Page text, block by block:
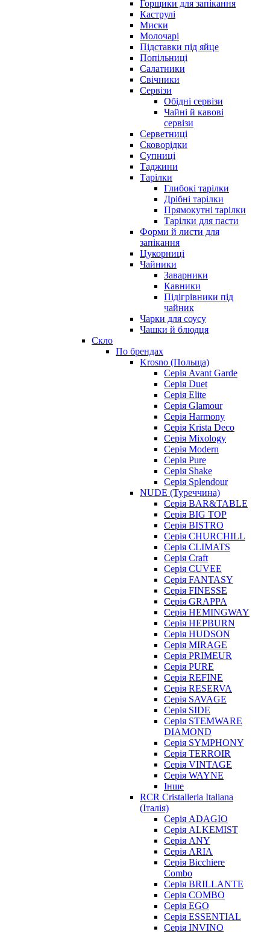
Горщики для запікання
Каструлі
Миски
Молочарі
Підставки під яйце
Попільниці
Салатники
Свічники
Сервізи
Обідні сервізи
Чайні й кавові
сервізи
Серветниці
Сковорідки
Супниці
Таджини
Тарілки
Глибокі тарілки
Дрібні тарілки
Прямокутні тарілки
Тарілки для пасти
Форми й листи для
запікання
Цукорниці
Чайники
Заварники
Кавники
Підігрівники під
чайник
Чарки для соусу
Чашки й блюдця
Скло
По брендах
Krosno (Польща)
Серія Avant Garde
Серія Duet
Серія Elite
Серія Glamour
Серія Harmony
Серія Krista Deco
Серія Mixology
Серія Modern
Серія Pure
Серія Shake
Серія Splendour
NUDE (Туреччина)
Серія BAR&TABLE
Серія BIG TOP
Серія BISTRO
Серія CHURCHILL
Серія CLIMATS
Серія Craft
Серія CUVEE
Серія FANTASY
Серія FINESSE
Серія GRAPPA
Серія HEMINGWAY
Серія HEPBURN
Серія HUDSON
Серія MIRAGE
Серія PRIMEUR
Серія PURE
Серія REFINE
Серія RESERVA
Серія SAVAGE
Серія SIDE
Серія STEMWARE
DIAMOND
Серія SYMPHONY
Серія TERROIR
Серія VINTAGE
Серія WAYNE
Інше
RCR Cristalleria Italiana
(Італія)
Серія ADAGIO
Серія ALKEMIST
Серія ANY
Серія ARIA
Серія Bicchiere
Combo
Серія BRILLANTE
Серія COMBO
Серія EGO
Серія ESSENTIAL
Серія INVINO